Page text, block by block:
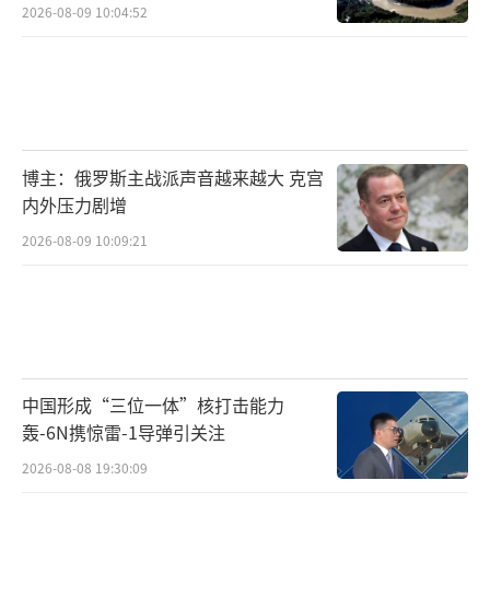
2026-08-09 10:04:52
博主：俄罗斯主战派声音越来越大 克宫
内外压力剧增
2026-08-09 10:09:21
中国形成“三位一体”核打击能力
轰-6N携惊雷-1导弹引关注
2026-08-08 19:30:09